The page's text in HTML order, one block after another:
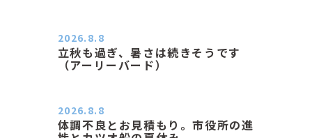
立秋も過ぎ、暑さは続きそうです
（アーリーバード）
2026.8.8
体調不良とお見積もり。市役所の進
2026.8.8